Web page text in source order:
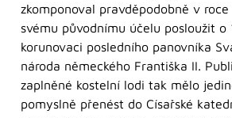
zkomponoval pravděpodobně v roce
svému původnímu účelu posloužit o
korunovaci posledního panovníka
národa německého Františka II.
zaplněné kostelní lodi tak mělo
pomyslně přenést do Císařské